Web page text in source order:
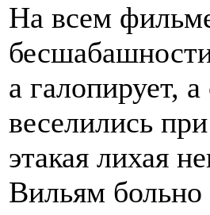
На всем
а галопирует,
веселились
этакая лихая
Вильям